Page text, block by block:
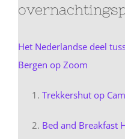
Het Nederlandse deel
Bergen op Zoom
Trekkershut op
Bed and Breakfast